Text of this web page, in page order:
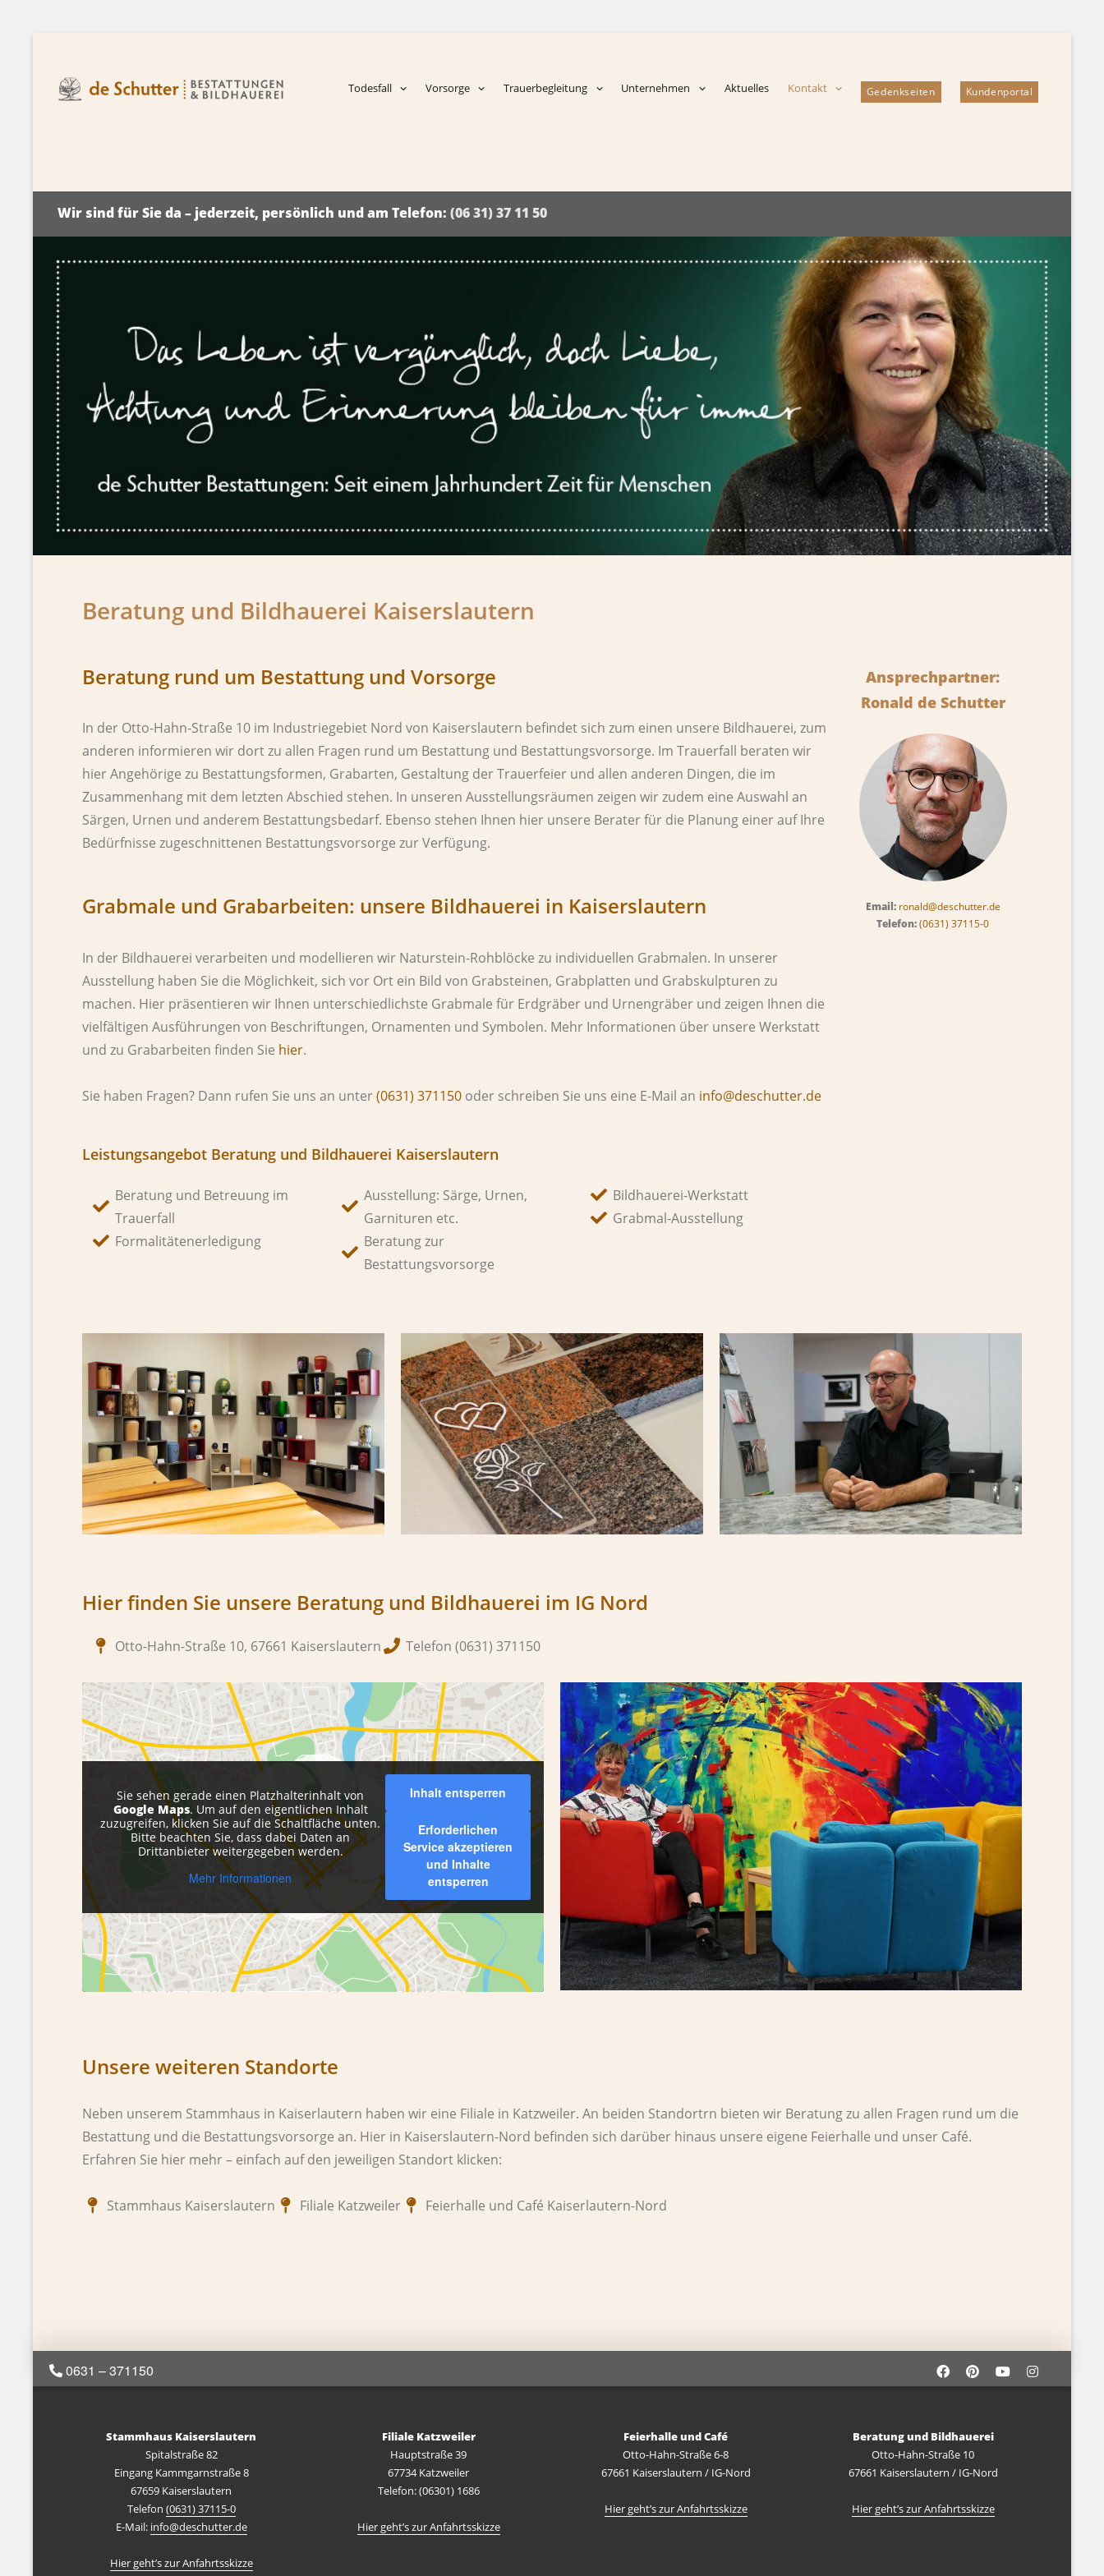
Todesfall Vorsorge Trauerbegleitung Unternehmen Aktuelles Kontakt Gedenkseiten Kundenportal
Wir sind für Sie da – jederzeit, persönlich und am Telefon: (06 31) 37 11 50
Beratung und Bildhauerei Kaiserslautern
Beratung rund um Bestattung und Vorsorge
In der Otto-Hahn-Straße 10 im Industriegebiet Nord von Kaiserslautern befindet sich zum einen unsere Bildhauerei, zum
anderen informieren wir dort zu allen Fragen rund um Bestattung und Bestattungsvorsorge. Im Trauerfall beraten wir
hier Angehörige zu Bestattungsformen, Grabarten, Gestaltung der Trauerfeier und allen anderen Dingen, die im
Zusammenhang mit dem letzten Abschied stehen. In unseren Ausstellungsräumen zeigen wir zudem eine Auswahl an
Särgen, Urnen und anderem Bestattungsbedarf. Ebenso stehen Ihnen hier unsere Berater für die Planung einer auf Ihre
Bedürfnisse zugeschnittenen Bestattungsvorsorge zur Verfügung.
Grabmale und Grabarbeiten: unsere Bildhauerei in Kaiserslautern
In der Bildhauerei verarbeiten und modellieren wir Naturstein-Rohblöcke zu individuellen Grabmalen. In unserer
Ausstellung haben Sie die Möglichkeit, sich vor Ort ein Bild von Grabsteinen, Grabplatten und Grabskulpturen zu
machen. Hier präsentieren wir Ihnen unterschiedlichste Grabmale für Erdgräber und Urnengräber und zeigen Ihnen die
vielfältigen Ausführungen von Beschriftungen, Ornamenten und Symbolen. Mehr Informationen über unsere Werkstatt
und zu Grabarbeiten finden Sie hier.
Sie haben Fragen? Dann rufen Sie uns an unter(0631) 371150 oder schreiben Sie uns eine E-Mail an info@deschutter.de
Leistungsangebot Beratung und Bildhauerei Kaiserslautern
Beratung und Betreuung im
Trauerfall
Formalitätenerledigung
Ausstellung: Särge, Urnen,
Garnituren etc.
Beratung zur
Bestattungsvorsorge
Bildhauerei-Werkstatt
Grabmal-Ausstellung
Ansprechpartner:
Ronald de Schutter
Email: ronald@deschutter.de
Telefon:(0631) 37115-0
Hier finden Sie unsere Beratung und Bildhauerei im IG Nord
Otto-Hahn-Straße 10, 67661 Kaiserslautern Telefon (0631) 371150
Sie sehen gerade einen Platzhalterinhalt von
Google Maps. Um auf den eigentlichen Inhalt
zuzugreifen, klicken Sie auf die Schaltfläche unten.
Bitte beachten Sie, dass dabei Daten an
Drittanbieter weitergegeben werden.
Mehr Informationen
Inhalt entsperren
Erforderlichen
Service akzeptieren
und Inhalte
entsperren
Unsere weiteren Standorte
Neben unserem Stammhaus in Kaiserlautern haben wir eine Filiale in Katzweiler. An beiden Standortrn bieten wir Beratung zu allen Fragen rund um die
Bestattung und die Bestattungsvorsorge an. Hier in Kaiserslautern-Nord befinden sich darüber hinaus unsere eigene Feierhalle und unser Café.
Erfahren Sie hier mehr – einfach auf den jeweiligen Standort klicken:
Stammhaus Kaiserslautern Filiale Katzweiler Feierhalle und Café Kaiserlautern-Nord
0631 – 371150
Stammhaus Kaiserslautern
Spitalstraße 82
Eingang Kammgarnstraße 8
67659 Kaiserslautern
Telefon (0631) 37115-0
E-Mail: info@deschutter.de
Hier geht’s zur Anfahrtsskizze
Filiale Katzweiler
Hauptstraße 39
67734 Katzweiler
Telefon: (06301) 1686
Hier geht’s zur Anfahrtsskizze
Feierhalle und Café
Otto-Hahn-Straße 6-8
67661 Kaiserslautern / IG-Nord
Hier geht’s zur Anfahrtsskizze
Beratung und Bildhauerei
Otto-Hahn-Straße 10
67661 Kaiserslautern / IG-Nord
Hier geht’s zur Anfahrtsskizze